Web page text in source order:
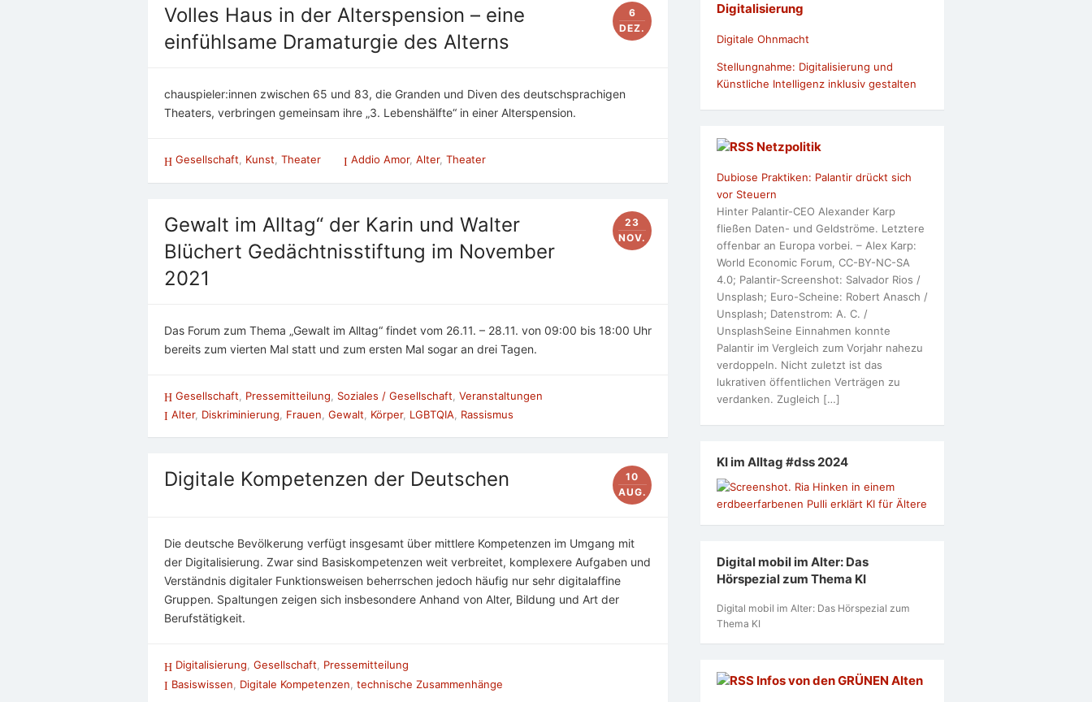
Volles Haus in der Alterspension – eine
einfühlsame Dramaturgie des Alterns
6
DEZ.
chauspieler:innen zwischen 65 und 83, die Granden und Diven des deutschsprachigen
Theaters, verbringen gemeinsam ihre „3. Lebenshälfte“ in einer Alterspension.
Gesellschaft, Kunst, Theater Addio Amor, Alter, Theater
Gewalt im Alltag“ der Karin und Walter
Blüchert Gedächtnisstiftung im November
2021
23
NOV.
Das Forum zum Thema „Gewalt im Alltag“ findet vom 26.11. – 28.11. von 09:00 bis 18:00 Uhr
bereits zum vierten Mal statt und zum ersten Mal sogar an drei Tagen.
Gesellschaft Pressemitteilung Soziales / Gesellschaft Veranstaltungen
Alter, Diskriminierung Frauen Gewalt Körper, LGBTQIA Rassismus
Digitale Kompetenzen der Deutschen
10
AUG.
Die deutsche Bevölkerung verfügt insgesamt über mittlere Kompetenzen im Umgang mit
der Digitalisierung. Zwar sind Basiskompetenzen weit verbreitet, komplexere Aufgaben und
Verständnis digitaler Funktionsweisen beherrschen jedoch häufig nur sehr digitalaffine
Gruppen. Spaltungen zeigen sich insbesondere Anhand von Alter, Bildung und Art der
Berufstätigkeit.
Digitalisierung, Gesellschaft, Pressemitteilung
Basiswissen
Digitale Kompetenzen technische Zusammenhänge
Digitalisierung
Digitale Ohnmacht
Stellungnahme: Digitalisierung und
Künstliche Intelligenz inklusiv gestalten
Netzpolitik
Dubiose Praktiken: Palantir drückt sich
vor Steuern
Hinter Palantir-CEO Alexander Karp
fließen Daten- und Geldströme. Letztere
offenbar an Europa vorbei. – Alex Karp:
World Economic Forum, CC-BY-NC-SA
4.0; Palantir-Screenshot: Salvador Rios /
Unsplash; Euro-Scheine: Robert Anasch /
Unsplash; Datenstrom: A. C. /
UnsplashSeine Einnahmen konnte
Palantir im Vergleich zum Vorjahr nahezu
verdoppeln. Nicht zuletzt ist das
lukrativen öffentlichen Verträgen zu
verdanken. Zugleich […]
KI im Alltag #dss 2024
Digital mobil im Alter: Das
Hörspezial zum Thema KI
Digital mobil im Alter: Das Hörspezial zum
Thema KI
Infos von den GRÜNEN Alten